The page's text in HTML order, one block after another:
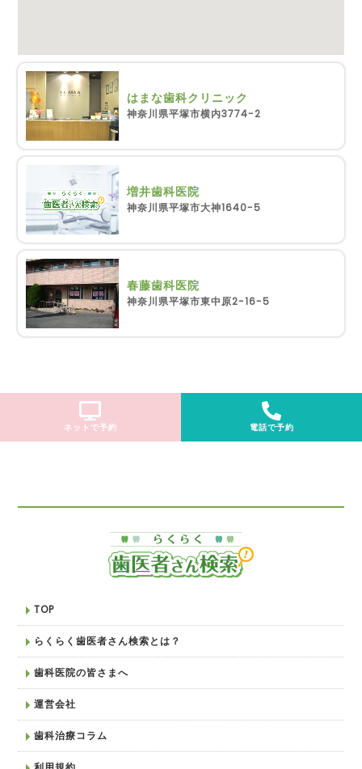
はまな歯科クリニック
神奈川県平塚市横内3774-2
増井歯科医院
神奈川県平塚市大神1640-5
春藤歯科医院
神奈川県平塚市東中原2-16-5
ネットで予約 電話で予約
TOP
らくらく歯医者さん検索とは？
歯科医院の皆さまへ
運営会社
歯科治療コラム